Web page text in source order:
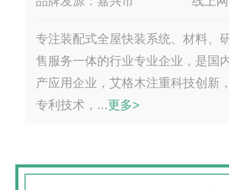
专注装配式全屋快装系统、材料、
售服务一体的行业专业企业，是国
产应用企业，艾格木注重科技创新
专利技术，...更多>